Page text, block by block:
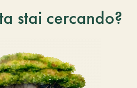
stai cercando?